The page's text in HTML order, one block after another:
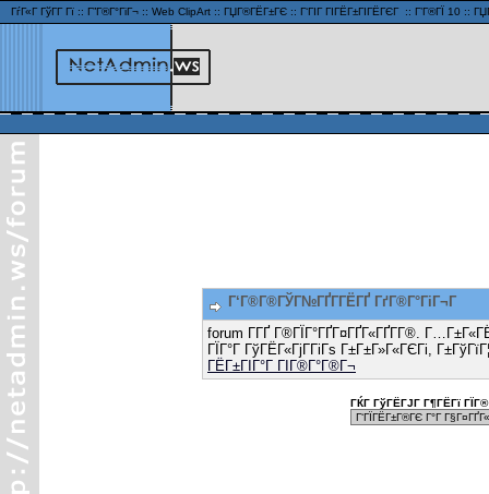
ГѓГ«Г ГўГ­Г Гї :: Г”Г®Г°ГіГ¬ :: Web ClipArt :: ГЏГ®ГЁГ±ГЄ :: Г‘ГІГ ГІГЁГ±ГІГЁГЄГ :: Г’Г®ГЇ 10 ::
Г‘Г®Г®ГЎГ№ГҐГ­ГЁГҐ ГґГ®Г°ГіГ¬Г
forum Г­ГҐ Г®ГЇГ°ГҐГ¤ГҐГ«ГҐГ­Г®.
ГЇГ°Г ГўГЁГ«ГјГ­ГіГѕ Г±Г±Г»Г«ГЄГі,
ГЁГ±ГІГ°Г ГІГ®Г°Г®Г¬
ГЌГ ГўГЁГЈГ Г¶ГЁГї ГЇГ®